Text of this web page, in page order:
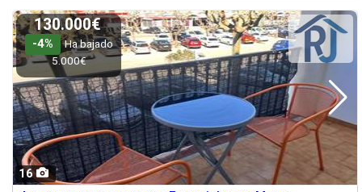
16
130.000€
-4%
Ha bajado
5.000€